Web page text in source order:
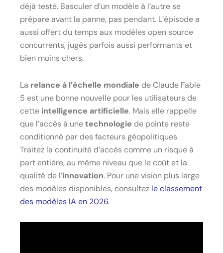
déjà testé. Basculer d’un modèle à l’autre se
prépare avant la panne, pas pendant. L’épisode a
aussi offert du temps aux modèles open source
concurrents, jugés parfois aussi performants et
bien moins chers.
La relance à l’échelle mondiale de Claude Fable
5 est une bonne nouvelle pour les utilisateurs de
cette intelligence artificielle. Mais elle rappelle
que l’accès à unetechnologie de pointe reste
conditionné par des facteurs géopolitiques.
Traitez la continuité d’accès comme un risque à
part entière, au même niveau que le coût et la
qualité de l’innovation. Pour une vision plus large
des modèles disponibles, consultez le classement
des modèles IA en 2026.